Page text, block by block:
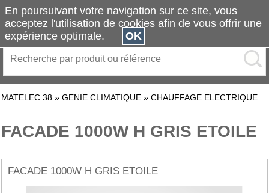
MATELEC 38 » GENIE CLIMATIQUE » CHAUFFAGE ELECTRIQUE
FACADE 1000W H GRIS ETOILE
FACADE 1000W H GRIS ETOILE
En poursuivant votre navigation sur ce site, vous
acceptez l'utilisation de cookies afin de vous offrir une
expérience optimale.
OK